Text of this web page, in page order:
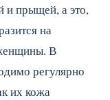
и прыщей, а это,
на
В
регулярно
их кожа